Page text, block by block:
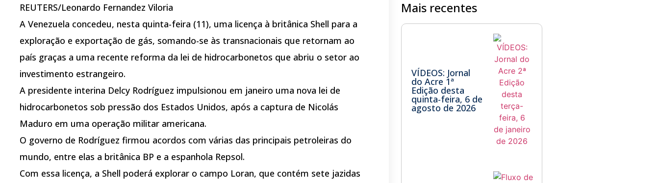
REUTERS/Leonardo Fernandez Viloria
A Venezuela concedeu, nesta quinta-feira (11), uma licença à britânica Shell para a
exploração e exportação de gás, somando-se às transnacionais que retornam ao
país graças a uma recente reforma da lei de hidrocarbonetos que abriu o setor ao
investimento estrangeiro.
A presidente interina Delcy Rodríguez impulsionou em janeiro uma nova lei de
hidrocarbonetos sob pressão dos Estados Unidos, após a captura de Nicolás
Maduro em uma operação militar americana.
O governo de Rodríguez firmou acordos com várias das principais petroleiras do
mundo, entre elas a britânica BP e a espanhola Repsol.
Com essa licença, a Shell poderá explorar o campo Loran, que contém sete jazidas
Mais recentes
VÍDEOS: Jornal
do Acre 1ª
Edição desta
quinta-feira, 6 de
agosto de 2026